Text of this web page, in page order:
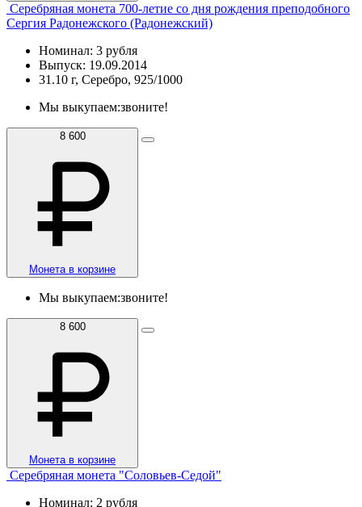
Серебряная монета 700-летие со дня рождения преподобного
Сергия Радонежского (Радонежский)
Номинал: 3 рубля
Выпуск: 19.09.2014
31.10 г, Серебро, 925/1000
Мы выкупаем:звоните!
8 600
Монета в корзине
Мы выкупаем:звоните!
8 600
Монета в корзине
Серебряная монета "Соловьев-Седой"
Номинал: 2 рубля